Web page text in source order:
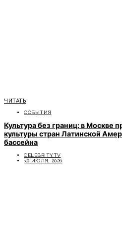
ЧИТАТЬ
СОБЫТИЯ
Культура без границ: в Москве
культуры стран Латинской
бассейна
CELEBRITYTV
30 ИЮЛЯ, 2026